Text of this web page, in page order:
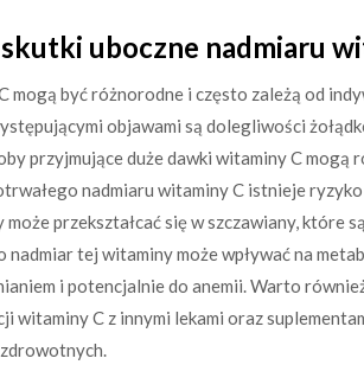
uboczne nadmiaru
mogą być różnorodne i często zależą od
objawami są dolegliwości
przyjmujące duże dawki witaminy C mogą
nadmiaru witaminy C istnieje
przekształcać się w szczawiany, które
tej witaminy może wpływać na
i potencjalnie do anemii. Warto
witaminy C z innymi lekami oraz